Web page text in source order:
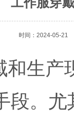
时间：2024-05-21
和生产
段。